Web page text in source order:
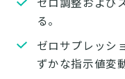
る。
ゼロサプレッシ
ずかな指示値変